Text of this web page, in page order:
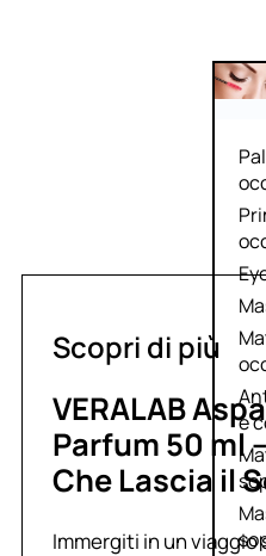
e
Scopri di più
VERALAB
Parfum 50 ml
Che Lascia il
Immergiti in un